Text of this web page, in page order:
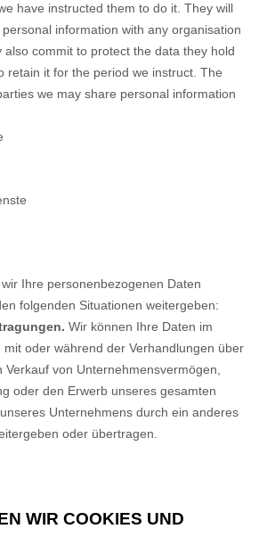
have instructed them to do it. They will
information with any organisation
commit to protect the data they hold
retain it for the period we instruct. The
we may share personal information
Ihre personenbezogenen Daten
folgenden Situationen weitergeben:
Wir können Ihre Daten im
oder während der Verhandlungen über
Verkauf von Unternehmensvermögen,
oder den Erwerb unseres gesamten
Unternehmens durch ein anderes
oder übertragen.
WIR COOKIES UND